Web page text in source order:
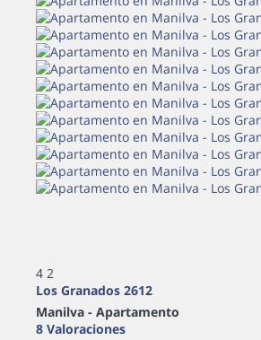
4 2
Los Granados 2612
Manilva - Apartamento
8 Valoraciones